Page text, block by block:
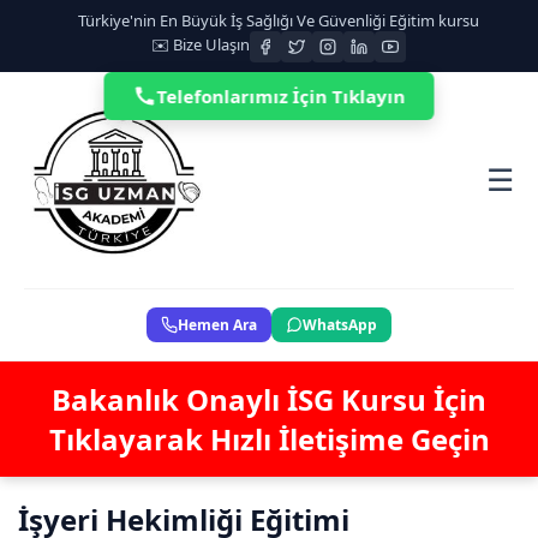
Türkiye'nin En Büyük İş Sağlığı Ve Güvenliği Eğitim kursu
✉️ Bize Ulaşın
☰
Hemen Ara WhatsApp
Bakanlık Onaylı İSG Kursu İçin
Tıklayarak Hızlı İletişime Geçin
İşyeri Hekimliği Eğitimi
Telefonlarımız İçin Tıklayın